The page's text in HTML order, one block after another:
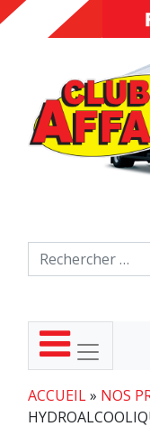
ACCUEIL» NOS